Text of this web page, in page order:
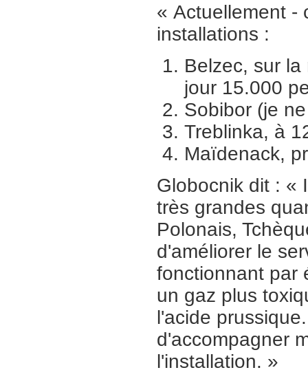
« Actuellement -
installations :
Belzec, sur
jour 15.000
Sobibor (je
Treblinka, à
Maïdenack,
Globocnik dit : «
très grandes
Polonais,
d'améliorer le
fonctionnant par
un gaz plus
l'acide
d'accompagner
l'installation. »